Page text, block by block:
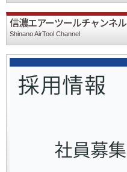
信濃エアーツールチャンネル
Shinano AirTool Channel